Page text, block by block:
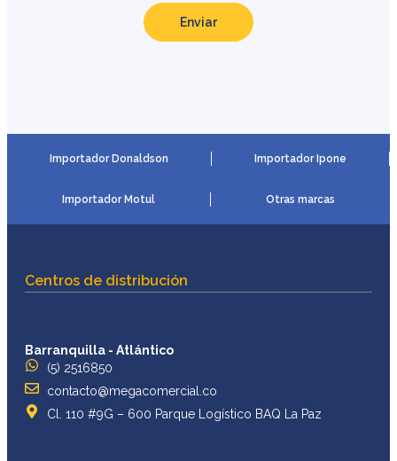
Enviar
Importador Donaldson Importador Ipone
Importador Motul Otras marcas
Centros de distribución
Barranquilla - Atlántico
(5) 2516850
contacto@megacomercial.co
Cl. 110 #9G – 600 Parque Logístico BAQ La Paz